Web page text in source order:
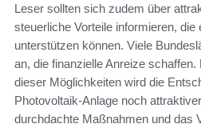
Leser sollten sich zudem über
steuerliche Vorteile informieren, die
unterstützen können. Viele
an, die finanzielle Anreize
dieser Möglichkeiten wird die
Photovoltaik-Anlage noch
durchdachte Maßnahmen und das